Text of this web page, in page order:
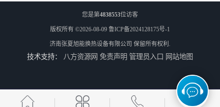
您是第4838553位访客
版权所有 ©2026-08-09 鲁ICP备2024128175号-1
济南张夏旭能换热设备有限公司 保留所有权利.
技术支持： 八方资源网 免责声明 管理员入口 网站地图